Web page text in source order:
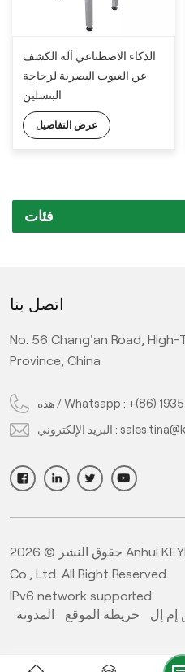
الذكاء الاصطناعي آلة الكشف
عن العيوب البصرية لزجاجة
البنسلين
عرض التفاصيل
فئات
اتصل بنا
No. 56 Chang'an Road, High-
Province, China
هذه / Whatsapp : +(86)
البريد الإلكتروني :
حقوق النشر © 2026 Anhui KEYE Information Technology
Co., Ltd. All Right Reserved.
IPv6 network supported.
المدونة
خريطة الموقع إم إل